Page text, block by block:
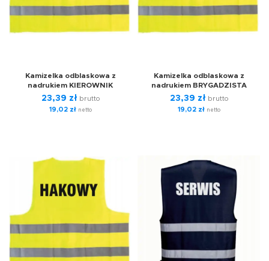
Kamizelka odblaskowa z
nadrukiem KIEROWNIK
23,39 zł brutto
19,02 złnetto
Kamizelka odblaskowa z
nadrukiem BRYGADZISTA
23,39 zł brutto
19,02 złnetto